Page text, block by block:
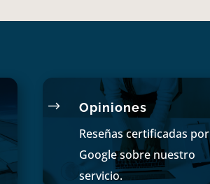
$ Opiniones
Reseñas certificadas por
Google sobre nuestro
servicio.